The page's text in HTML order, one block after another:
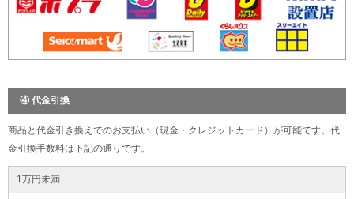
④ 代金引換
商品と代金引き換えでのお支払い（現金・クレジットカード）が可能です。代
金引換手数料は下記の通りです。
1万円未満